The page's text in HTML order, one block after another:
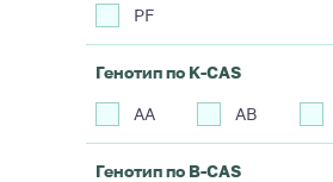
PF
Генотип по K-CAS
АА АВ
Генотип по B-CAS